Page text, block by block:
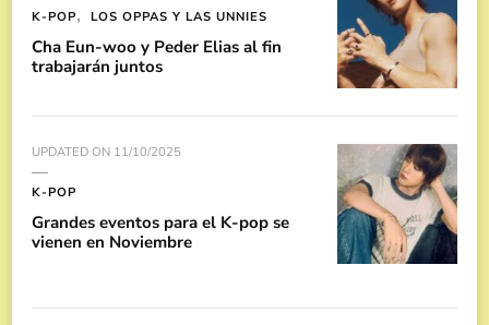
K-POP LOS OPPAS Y LAS UNNIES
Cha Eun-woo y Peder Elias al fin
trabajarán juntos
UPDATED ON 11/10/2025
K-POP
Grandes eventos para el K-pop se
vienen en Noviembre